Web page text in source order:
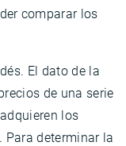
comparar los
El dato de la
de una serie
los
Para determinar la